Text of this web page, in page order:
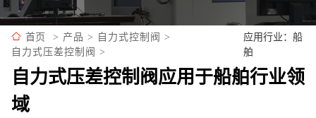
首页 > 产品 > 自力式控制阀 >
自力式压差控制阀 >
应用行业：船
舶
自力式压差控制阀应用于船舶行业领
域